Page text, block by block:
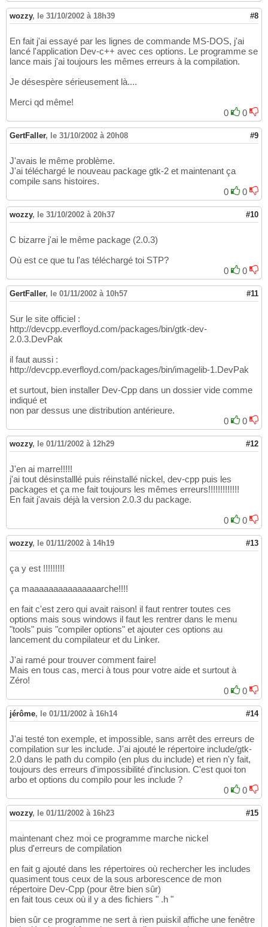
wozzy, le 31/10/2002 à 18h39 #8
En fait j'ai essayé par les lignes de commande MS-DOS, j'ai
lancé l'application Dev-c++ avec ces options. Le programme se
lance mais j'ai toujours les mêmes erreurs à la compilation.
Je désespère sérieusement là....
Merci qd même!
0
0
GertFaller, le 31/10/2002 à 20h08 #9
J'avais le même problème.
J'ai téléchargé le nouveau package gtk-2 et maintenant ça
compile sans histoires.
0
0
wozzy, le 31/10/2002 à 20h37 #10
C bizarre j'ai le même package (2.0.3)
Où est ce que tu l'as téléchargé toi STP?
0
0
GertFaller, le 01/11/2002 à 10h57 #11
Sur le site officiel :
http://devcpp.everfloyd.com/packages/bin/gtk-dev-
2.0.3.DevPak
il faut aussi :
http://devcpp.everfloyd.com/packages/bin/imagelib-1.DevPak
et surtout, bien installer Dev-Cpp dans un dossier vide comme
indiqué et
non par dessus une distribution antérieure.
0
0
wozzy, le 01/11/2002 à 12h29 #12
J'en ai marre!!!!!
j'ai tout désinstalllé puis réinstallé nickel, dev-cpp puis les
packages et ça me fait toujours les mêmes erreurs!!!!!!!!!!!!!
En fait j'avais déjà la version 2.0.3 du package.
0 0
wozzy, le 01/11/2002 à 14h19 #13
ça y est !!!!!!!!!
ça maaaaaaaaaaaaaaarche!!!!
en fait c'est zero qui avait raison! il faut rentrer toutes ces
options mais sous windows il faut les rentrer dans le menu
"tools" puis "compiler options" et ajouter ces options au
lancement du compilateur et du Linker.
J'ai ramé pour trouver comment faire!
Mais en tous cas, merci à tous pour votre aide et surtout à
Zéro!
0
0
jérôme, le 01/11/2002 à 16h14 #14
J'ai testé ton exemple, et impossible, sans arrêt des erreurs de
compilation sur les include. J'ai ajouté le répertoire include/gtk-
2.0 dans le path du compilo (en plus du include) et rien n'y fait,
toujours des erreurs d'impossibilité d'inclusion. C'est quoi ton
arbo et options du compilo pour les include ?
0
0
wozzy, le 01/11/2002 à 16h23 #15
maintenant chez moi ce programme marche nickel
plus d'erreurs de compilation
en fait g ajouté dans les répertoires où rechercher les includes
quasiment tous ceux de la sous arborescence de mon
répertoire Dev-Cpp (pour être bien sûr)
en fait tous ceux où il y a des fichiers " .h "
bien sûr ce programme ne sert à rien puiskil affiche une fenêtre